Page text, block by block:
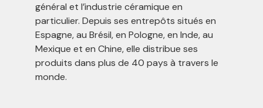
général et l’industrie céramique en
particulier. Depuis ses entrepôts situés en
Espagne, au Brésil, en Pologne, en Inde, au
Mexique et en Chine, elle distribue ses
produits dans plus de 40 pays à travers le
monde.